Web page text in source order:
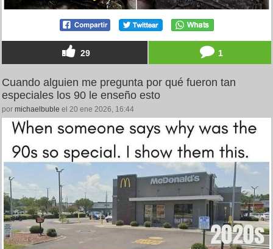
29 1
Cuando alguien me pregunta por qué fueron tan
especiales los 90 le enseño esto
por michaelbuble el 20 ene 2026, 16:44